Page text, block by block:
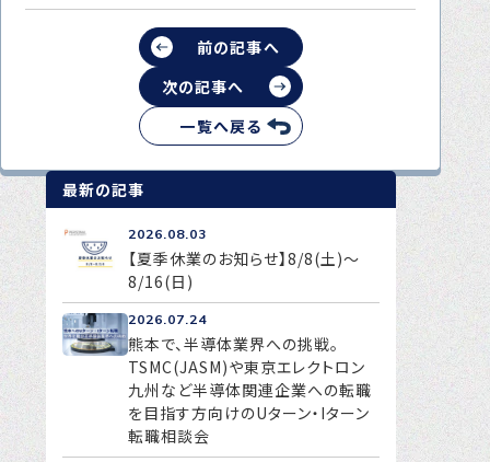
プライバシーポリシー
前の記事へ
一覧へ戻る
次の記事へ
最新の記事
2026.08.03
【夏季休業のお知らせ】8/8(土)～
8/16(日)
2026.07.24
熊本で、半導体業界への挑戦。
TSMC(JASM)や東京エレクトロン
九州など半導体関連企業への転職
を目指す方向けのUターン・Iターン
転職相談会